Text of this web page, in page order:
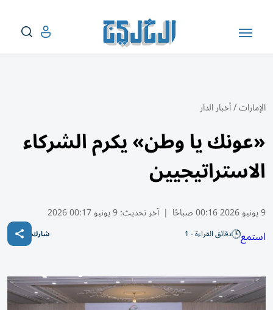
الإمارات/أخبار الدار
«عونك يا وطن» يكرم الشركاء
الاستراتيجيين
9 يونيو 2026 00:16 صباحًا | آخر تحديث:9 يونيو 00:17 2026
استمع دقائق القراءة - 1 شارك